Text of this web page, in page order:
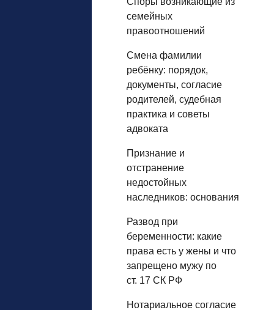
семейных
правоотношений
Смена фамилии
ребёнку: порядок,
документы, согласие
родителей, судебная
практика и советы
адвоката
Признание и
отстранение
недостойных
наследников: основания
Развод при
беременности: какие
права есть у жены и что
запрещено мужу по
ст. 17 СК РФ
Нотариальное согласие